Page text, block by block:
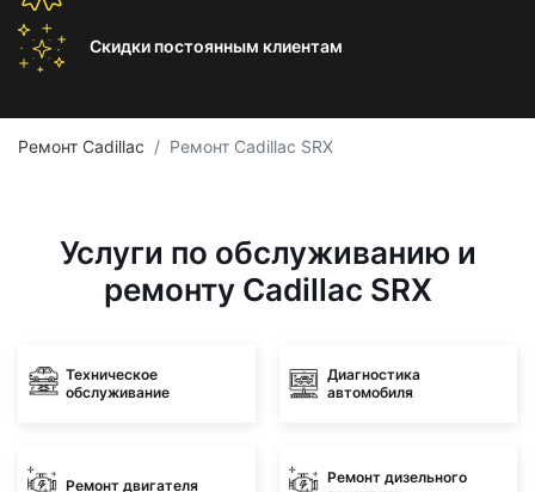
Скидки постоянным клиентам
Ремонт Cadillac Ремонт Cadillac SRX
Услуги по обслуживанию и
ремонту Cadillac SRX
Техническое
обслуживание
Диагностика
автомобиля
Ремонт двигателя
Ремонт дизельного